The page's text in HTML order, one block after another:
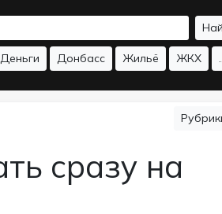
Деньги Донбасс Жильё ЖКХ
сразу на